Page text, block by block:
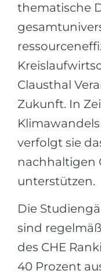
thematische
Clausthal
Zukunft. In
verfolgt sie
nachhaltigen
unterstützen.
Die
sind
des CHE
40 Prozent